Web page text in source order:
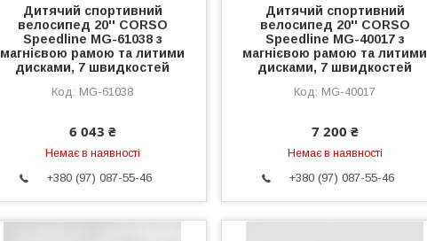
Дитячий спортивний
велосипед 20'' CORSO
Speedline MG-61038 з
магнієвою рамою та литими
дисками, 7 швидкостей
MG-61038
6 043 ₴
Немає в наявності
+380 (97) 087-55-46
Дитячий спортивний
велосипед 20'' CORSO
Speedline MG-40017 з
магнієвою рамою та литими
дисками, 7 швидкостей
MG-40017
7 200 ₴
Немає в наявності
+380 (97) 087-55-46